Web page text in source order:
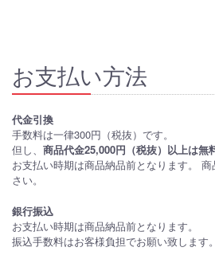
お支払い方法
代金引換
手数料は一律300円（税抜）です。
但し、 商品代金25,000円（税抜）以上は無
お支払い時期は商品納品前となります。
さい。
銀行振込
お支払い時期は商品納品前となります。
振込手数料はお客様負担でお願い致します。